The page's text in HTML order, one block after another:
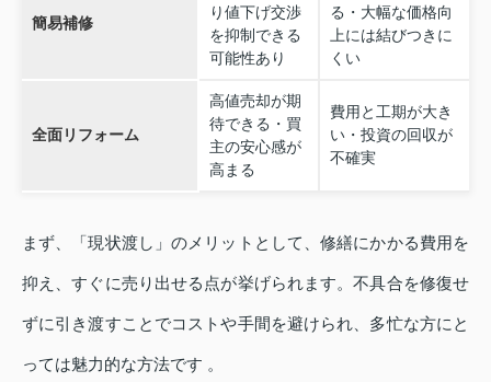
簡易補修
り値下げ交渉
を抑制できる
可能性あり
る・大幅な価格向
上には結びつきに
くい
全面リフォーム
高値売却が期
待できる・買
主の安心感が
高まる
費用と工期が大き
い・投資の回収が
不確実
まず、「現状渡し」のメリットとして、修繕にかかる費用を
抑え、すぐに売り出せる点が挙げられます。不具合を修復せ
ずに引き渡すことでコストや手間を避けられ、多忙な方にと
っては魅力的な方法です 。